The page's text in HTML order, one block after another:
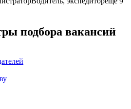
подбора вакансий